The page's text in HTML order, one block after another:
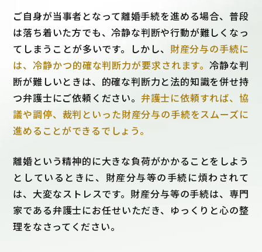
ご自身が当事者となって離婚手続を進める場合、普段
は落ち着いた方でも、冷静な判断や行動が難しくなっ
てしまうことが多いです。しかし、 財産分与の手続に
は、冷静かつ的確な判断力が要求されます。冷静な判
断が難しいときは、的確な判断力と法的知識を併せ持
つ弁護士にご依頼ください。 弁護士に依頼すれば、協
議や調停、裁判といった財産分与の手続をスムーズに
進めることができるでしょう。
離婚という精神的に大きな負荷がかかることをしよう
としているときに、財産分与等の手続に煩わされて
は、大変なストレスです。財産分与等の手続は、専門
家である弁護士にお任せいただき、ゆっくりと心の整
理をなさってください。